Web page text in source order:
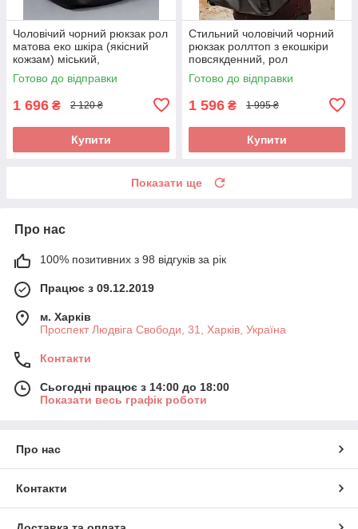
Чоловічий чорний рюкзак рол
матова еко шкіра (якісний
кожзам) міський,
повсякденний роллтоп
Готово до відправки
1 696 ₴ 2 120 ₴
Купити
Стильний чоловічий чорний
рюкзак роллтоп з екошкіри
повсякденний, рол
Готово до відправки
1 596 ₴ 1 995 ₴
Купити
Показати ще
Про нас
100% позитивних з 98 відгуків за рік
Працює з 09.12.2019
м. Харків
Проспект Людвіга Свободи, 31, Харків, Україна
Контакти
Сьогодні працює з 14:00 до 18:00
Показати весь графік роботи
Про нас
Контакти